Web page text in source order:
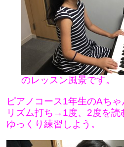
のレッスン風景です。
ピアノコース1年生のAちゃ
リズム打ち→1度、2度を
ゆっくり練習しよう。